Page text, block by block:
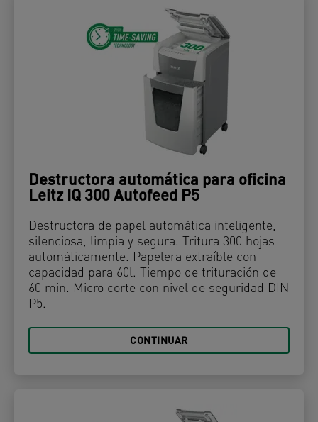
Destructora automática para oficina
Leitz IQ 300 Autofeed P5
Destructora de papel automática inteligente,
silenciosa, limpia y segura. Tritura 300 hojas
automáticamente. Papelera extraíble con
capacidad para 60l. Tiempo de trituración de
60 min. Micro corte con nivel de seguridad DIN
P5.
CONTINUAR